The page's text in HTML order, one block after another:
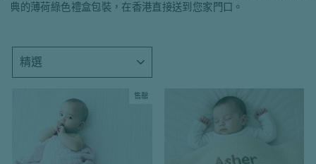
經典的薄荷綠色禮盒包裝，在香港直接送到您家門口。
類
售罄